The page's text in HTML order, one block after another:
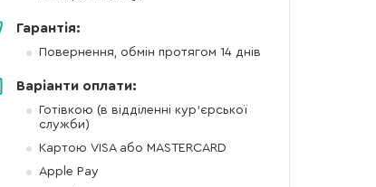
Гарантія:
Повернення, обмін протягом 14 днів
Варіанти оплати:
Готівкою (в відділенні кур'єрської
служби)
Картою VISA або MASTERCARD
Apple Pay